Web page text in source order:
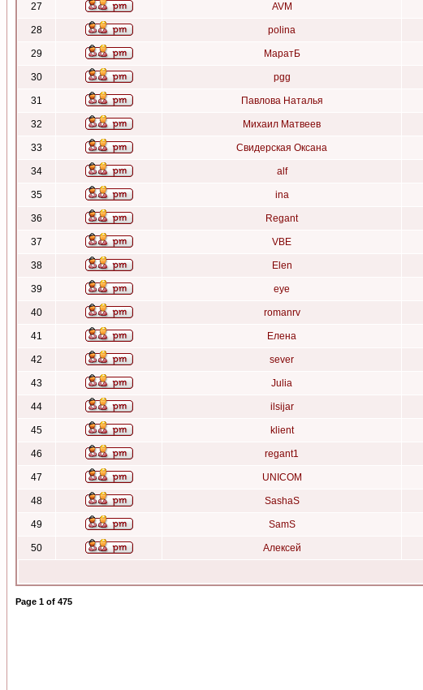
27 AVM
28 polina
29 МаратБ
30 pgg
31 Павлова Наталья
32 Михаил Матвеев
33 Свидерская Оксана
34 alf
35 ina
36 Regant
37 VBE
38 Elen
39 eye
40 romanrv
41 Елена
42 sever
43 Julia
44 ilsijar
45 klient
46 regant1
47 UNICOM
48 SashaS
49 SamS
50 Алексей
Page 1 of 475